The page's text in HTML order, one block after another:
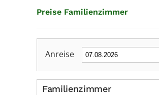
Preise Familienzimmer
Anreise
Familienzimmer